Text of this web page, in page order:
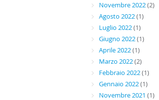
Novembre 2022(2)
Agosto 2022(1)
Luglio 2022(1)
Giugno 2022(1)
Aprile 2022(1)
Marzo 2022(2)
Febbraio 2022(1)
Gennaio 2022(1)
Novembre 2021 (1)